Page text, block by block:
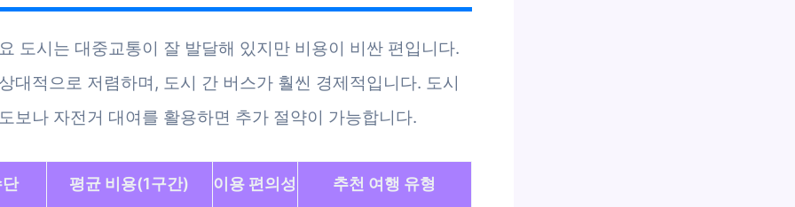
도시는 대중교통이 잘 발달해 있지만 비용이 비싼 편입니다.
대적으로 저렴하며, 도시 간 버스가 훨씬 경제적입니다. 도시
보나 자전거 대여를 활용하면 추가 절약이 가능합니다.
평균 비용(1구간) 이용 편의성 추천 여행 유형